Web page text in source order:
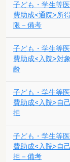
子ども・学生等
費助成<通院>所
限－備考
子ども・学生等
費助成<入院>対
齢
子ども・学生等
費助成<入院>自
担
子ども・学生等
費助成<入院>自
担－備考